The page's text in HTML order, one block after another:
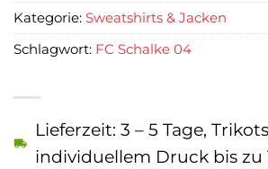
Lieferzeit: 3 – 5 Tage,
individuellem Druck bis zu
Kategorie: Sweatshirts & Jacken
Schlagwort: FC Schalke 04